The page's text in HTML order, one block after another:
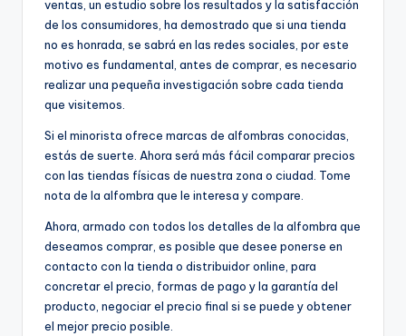
ventas, un estudio sobre los resultados y la satisfacción
de los consumidores, ha demostrado que si una tienda
no es honrada, se sabrá en las redes sociales, por este
motivo es fundamental, antes de comprar, es necesario
realizar una pequeña investigación sobre cada tienda
que visitemos.
Si el minorista ofrece marcas de alfombras conocidas,
estás de suerte. Ahora será más fácil comparar precios
con las tiendas físicas de nuestra zona o ciudad. Tome
nota de la alfombra que le interesa y compare.
Ahora, armado con todos los detalles de la alfombra que
deseamos comprar, es posible que desee ponerse en
contacto con la tienda o distribuidor online, para
concretar el precio, formas de pago y la garantía del
producto, negociar el precio final si se puede y obtener
el mejor precio posible.